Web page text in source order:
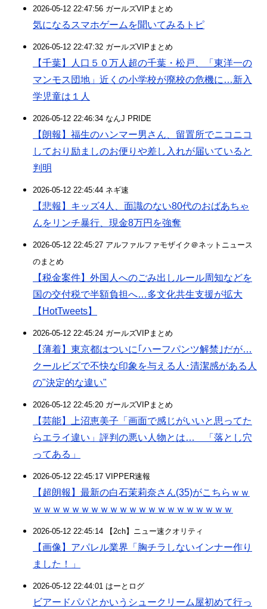
2026-05-12 22:47:56 ガールズVIPまとめ
気になるスマホゲームを聞いてみるトピ
2026-05-12 22:47:32 ガールズVIPまとめ
【千葉】人口５０万人超の千葉・松戸、「東洋一の
マンモス団地」近くの小学校が廃校の危機に…新入
学児童は１人
2026-05-12 22:46:34 なんJ PRIDE
【朗報】福生のハンマー男さん、留置所でニコニコ
しており励ましのお便りや差し入れが届いていると
判明
2026-05-12 22:45:44 ネギ速
【悲報】キッズ4人、面識のない80代のおばあちゃ
んをリンチ暴行、現金8万円を強奪
2026-05-12 22:45:27 アルファルファモザイク＠ネットニュース
のまとめ
【税金案件】外国人へのごみ出しルール周知などを
国の交付税で半額負担へ…多文化共生支援が拡大
【HotTweets】
2026-05-12 22:45:24 ガールズVIPまとめ
【薄着】東京都はついに｢ハーフパンツ解禁｣だが…
クールビズで不快な印象を与える人･清潔感がある人
の"決定的な違い"
2026-05-12 22:45:20 ガールズVIPまとめ
【芸能】上沼恵美子「画面で感じがいいと思ってた
らエライ違い」評判の悪い人物とは… 「落とし穴
ってある」
2026-05-12 22:45:17 VIPPER速報
【超朗報】最新の白石茉莉奈さん(35)がこちらｗｗ
ｗｗｗｗｗｗｗｗｗｗｗｗｗｗｗｗｗｗｗｗｗ
2026-05-12 22:45:14 【2ch】ニュー速クオリティ
【画像】アパレル業界「胸チラしないインナー作り
ました！」
2026-05-12 22:44:01 はーとログ
ビアードパパとかいうシュークリーム屋初めて行っ